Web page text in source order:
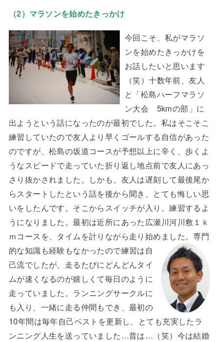
（2）マラソンを始めたきっかけ
今回こそ、私がマラソ
ンを始めたきっかけを
お話したいと思います
（笑）十数年前、友人
と「松島ハーフマラソ
ン大会 5kmの部」に
出ようという話になったのが最初でした。私はそこそこ
練習していたので友人より早くゴールする自信があった
のですが、松島の坂道コースが予想以上に辛く、歩くよ
うなスピードで走っていた折り返し地点前で友人にあっ
さり抜かされました。しかも、友人は遅刻して最後尾か
らスタートしたという話を後から聞き、とても悔しい思
いをしたんです。そこからスイッチが入り、練習するよ
うになりました。最初は近所にあった広瀬川河川敷１ｋ
ｍコースを、タイムを計りながら走り始めました。専門
的な知識も経験もなかったので練習は自
己流でしたが、走るたびにどんどんタイ
ムが速くなるのが嬉しくて毎日のように
走っていました。ランニングサークルに
も入り、一緒に走る仲間もでき、最初の
10年間は毎年自己ベストを更新し、とても充実したラ
ンニング人生を送っていました…昔は…（笑）今は結婚